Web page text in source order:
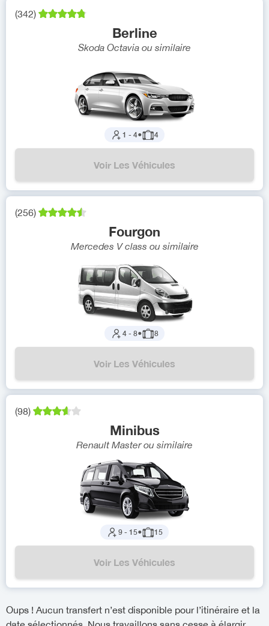
(342)
Berline
Skoda Octavia ou similaire
1 - 4● 4
Voir Les Véhicules
(256)
Fourgon
Mercedes V class ou similaire
4 - 8● 8
Voir Les Véhicules
(98)
Minibus
Renault Master ou similaire
9 - 15● 15
Voir Les Véhicules
Oups ! Aucun transfert n’est disponible pour l’itinéraire et la